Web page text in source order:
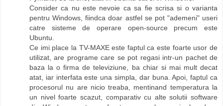
Consider ca nu este nevoie ca sa fie scrisa si o varianta
pentru Windows, fiindca doar astfel se pot "ademeni" useri
catre sisteme de operare open-source precum este
Ubuntu.
Ce imi place la TV-MAXE este faptul ca este foarte usor de
utilizat, are programe care se pot regasi intr-un pachet de
baza la o firma de televiziune, ba chiar si mai mult decat
atat, iar interfata este una simpla, dar buna. Apoi, faptul ca
procesorul nu are nicio treaba, mentinand temperatura la
un nivel foarte scazut, comparativ cu alte solutii software